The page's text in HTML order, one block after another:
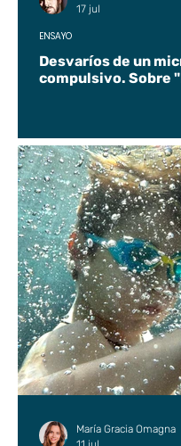
Desvaríos de un
compulsivo. Sobre
ENSAYO
17 jul
María Gracia Omagna